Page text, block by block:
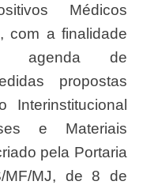
Médicos
com a finalidade
agenda de
propostas
Interinstitucional
e Materiais
pela Portaria
MF/MJ, de 8 de